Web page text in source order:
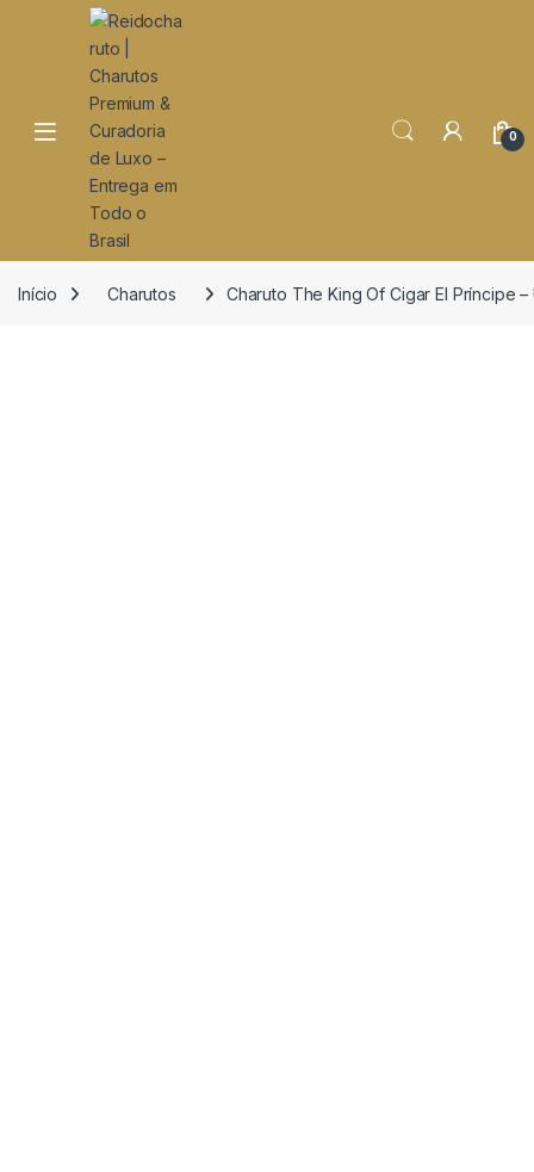
Open 0
Início Charutos Charuto The King Of Cigar El Príncipe